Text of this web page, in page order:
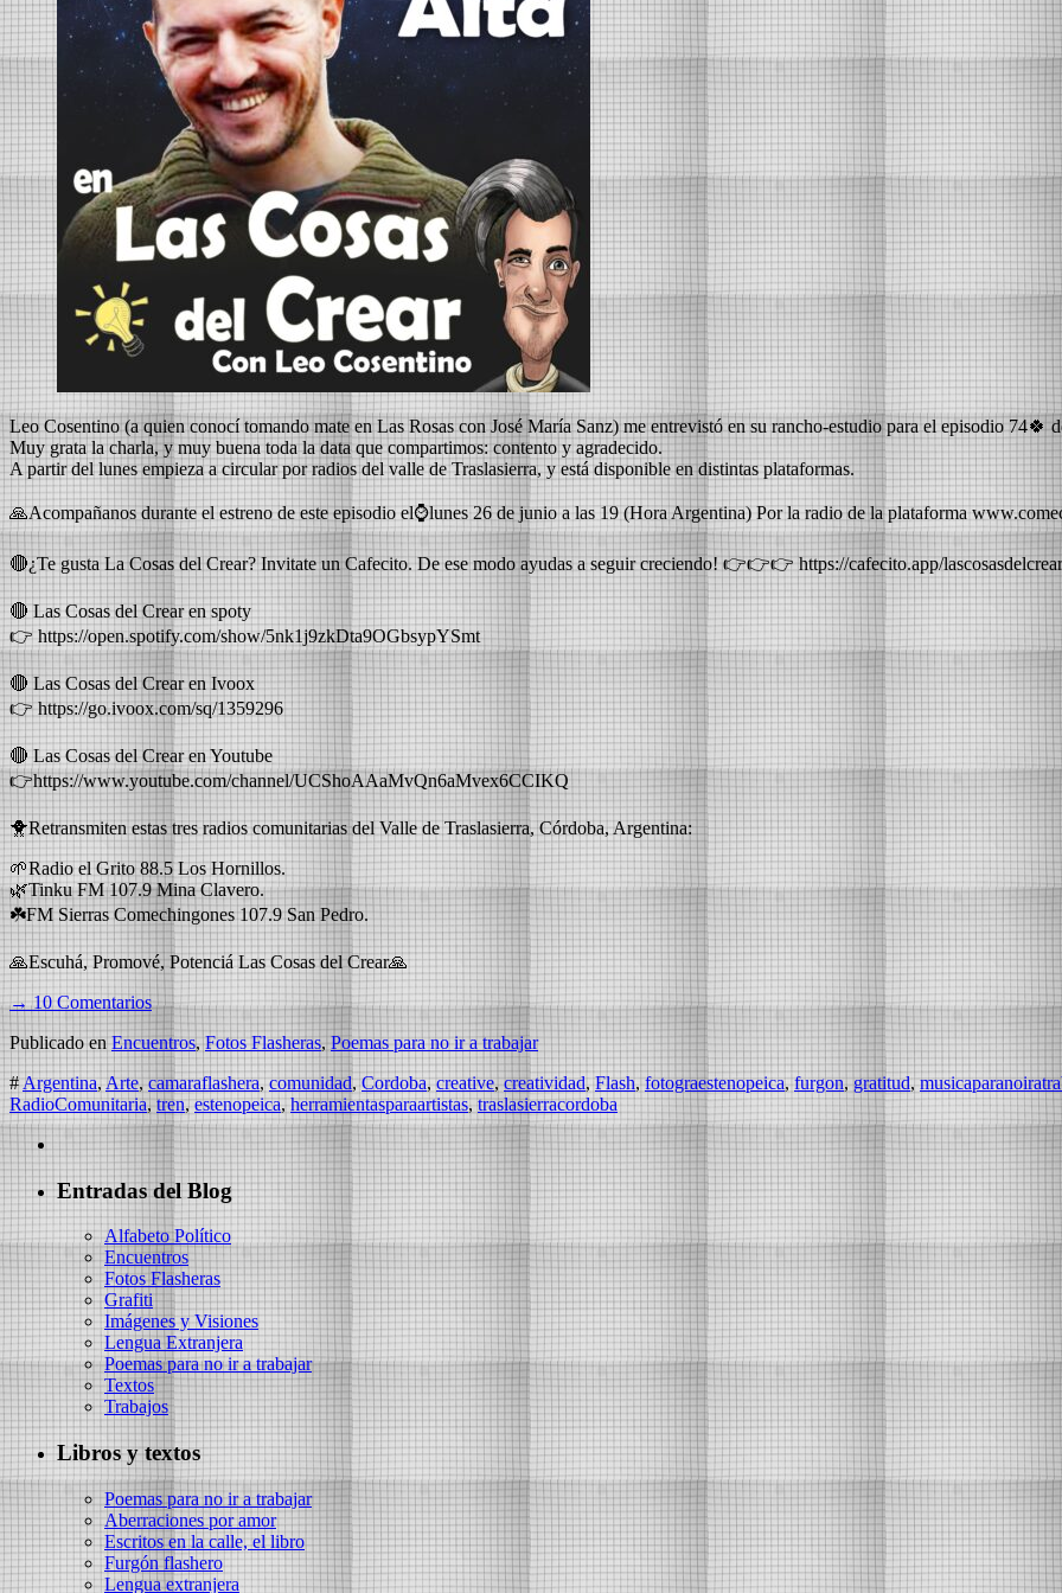
Leo Cosentino (a quien conocí tomando mate en Las Rosas con José María Sanz) me entrevistó en su rancho-estudio para el episodio
Muy grata la charla, y muy buena toda la data que compartimos: contento y agradecido.
A partir del lunes empieza a circular por radios del valle de Traslasierra, y está disponible en distintas plataformas.
🙏Acompañanos durante el estreno de este episodio el⌚lunes 26 de junio a las 19 (Hora Argentina) Por la radio de la plataforma
🔴¿Te gusta La Cosas del Crear? Invitate un Cafecito. De ese modo ayudas a seguir creciendo! 👉👉👉 https://cafecito.app/lascosasdelcrear
🔴 Las Cosas del Crear en spoty
👉⁠ https://open.spotify.com/show/5nk1j9zkDta9OGbsypYSmt⁠
🔴 Las Cosas del Crear en Ivoox
👉 ⁠https://go.ivoox.com/sq/1359296
🔴 Las Cosas del Crear en Youtube
👉https://www.youtube.com/channel/UCShoAAaMvQn6aMvex6CCIKQ
🐥Retransmiten estas tres radios comunitarias del Valle de Traslasierra, Córdoba, Argentina:
🌱Radio el Grito 88.5 Los Hornillos.
🌿Tinku FM 107.9 Mina Clavero.
☘️FM Sierras Comechingones 107.9 San Pedro.
🙏Escuhá, Promové, Potenciá Las Cosas del Crear🙏
→ 10 Comentarios
Publicado en Encuentros,Fotos Flasheras,Poemas para no ir a trabajar
# Argentina⁠,Arte⁠⁠,camaraflashera,comunidad, Cordoba⁠,creative⁠,creatividad⁠,Flash⁠,fotograestenopeica,furgon,gratitud⁠⁠,
RadioComunitaria⁠, tren,⁠estenopeica,⁠herramientasparaartistas, ⁠traslasierracordoba⁠
Entradas del Blog
Alfabeto Político
Encuentros
Fotos Flasheras
Grafiti
Imágenes y Visiones
Lengua Extranjera
Poemas para no ir a trabajar
Textos
Trabajos
Libros y textos
Poemas para no ir a trabajar
Aberraciones por amor
Escritos en la calle, el libro
Furgón flashero
Lengua extranjera